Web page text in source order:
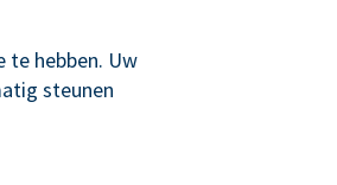
hebben. Uw
steunen